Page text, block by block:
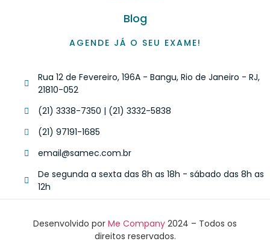
Blog
AGENDE JÁ O SEU EXAME!
Rua 12 de Fevereiro, 196A - Bangu, Rio de Janeiro - RJ,
21810-052
(21) 3338-7350 | (21) 3332-5838
(21) 97191-1685
email@samec.com.br
De segunda a sexta das 8h as 18h - sábado das 8h as
12h
Desenvolvido por Me Company 2024 – Todos os
direitos reservados.